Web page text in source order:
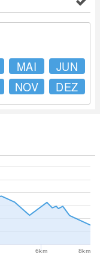
MAI
JUN
NOV DEZ
6km 8km